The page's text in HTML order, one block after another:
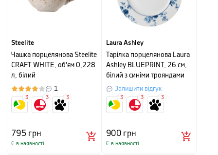
Steelite
Чашка порцелянова Steelite
CRAFT WHITE, об'єм 0,228
л, білий
1
795грн
Є в наявності
3 3 3
Laura Ashley
Тарілка порцелянова Laura
Ashley BLUEPRINT, 26 см,
білий з синіми трояндами
Залишити відгук
900грн
Є в наявності
3 3 3